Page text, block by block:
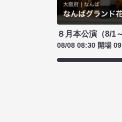
８月本公演（8/1
08/08 08:30 開場